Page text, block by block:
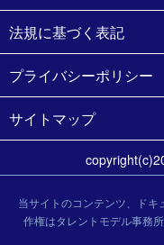
法規に基づく表記
プライバシーポリシー
サイトマップ
当サイトのコンテンツ、ド
作権はタレントモデル事務